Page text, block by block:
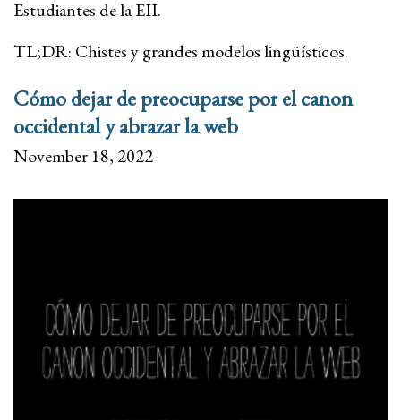
Estudiantes de la EII.
TL;DR: Chistes y grandes modelos lingüísticos.
Cómo dejar de preocuparse por el canon
occidental y abrazar la web
November 18, 2022